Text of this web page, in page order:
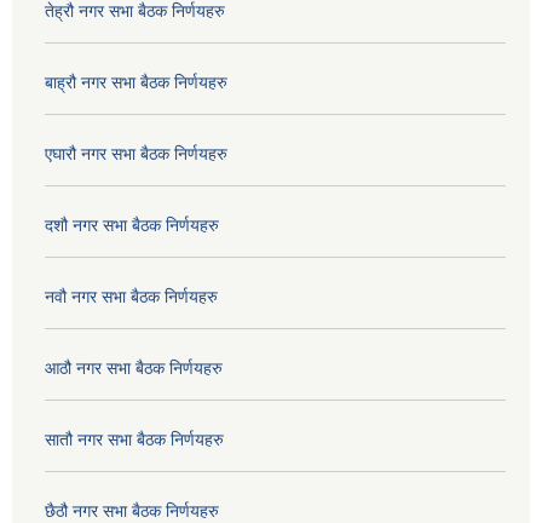
तेह्रौ नगर सभा बैठक निर्णयहरु
बाह्रौ नगर सभा बैठक निर्णयहरु
एघारौ नगर सभा बैठक निर्णयहरु
दशौ नगर सभा बैठक निर्णयहरु
नवौ नगर सभा बैठक निर्णयहरु
आठौ नगर सभा बैठक निर्णयहरु
सातौ नगर सभा बैठक निर्णयहरु
छैठौ नगर सभा बैठक निर्णयहरु